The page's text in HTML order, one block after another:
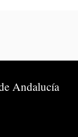
Andalucía